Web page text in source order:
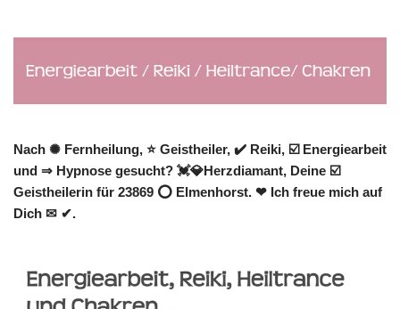
Nach ✺ Fernheilung, ⭐ Geistheiler, ✔️ Reiki, ☑️ Energiearbeit
und ⇒ Hypnose gesucht? 💓️💎Herzdiamant, Deine ☑️
Geistheilerin für 23869 ⭕ Elmenhorst. ❤ Ich freue mich auf
Dich ✉ ✔.